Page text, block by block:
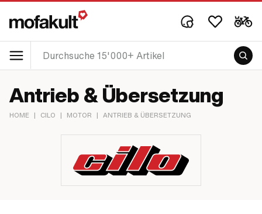
Antrieb & Übersetzung
HOME | CILO | MOTOR | ANTRIEB & ÜBERSETZUNG